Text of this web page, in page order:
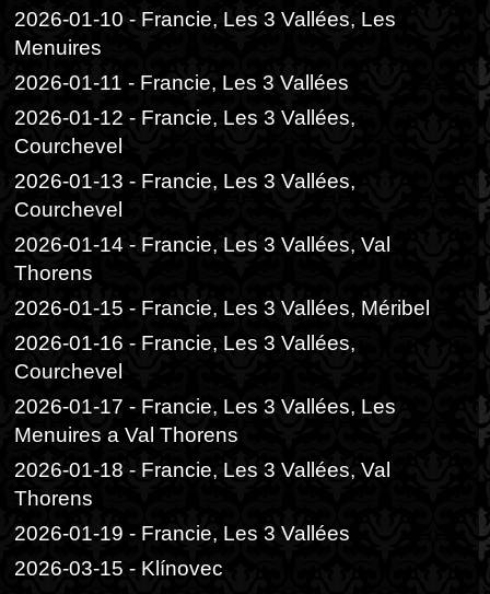
2026-01-10 - Francie, Les 3 Vallées, Les
Menuires
2026-01-11 - Francie, Les 3 Vallées
2026-01-12 - Francie, Les 3 Vallées,
Courchevel
2026-01-13 - Francie, Les 3 Vallées,
Courchevel
2026-01-14 - Francie, Les 3 Vallées, Val
Thorens
2026-01-15 - Francie, Les 3 Vallées, Méribel
2026-01-16 - Francie, Les 3 Vallées,
Courchevel
2026-01-17 - Francie, Les 3 Vallées, Les
Menuires a Val Thorens
2026-01-18 - Francie, Les 3 Vallées, Val
Thorens
2026-01-19 - Francie, Les 3 Vallées
2026-03-15 - Klínovec